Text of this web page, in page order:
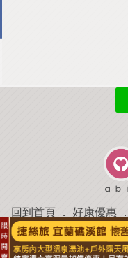
回到首頁 ． 好康優惠 ．
部落格微件．商家合作
羿磊